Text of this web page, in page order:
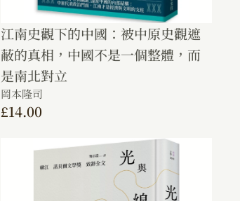
江南史觀下的中國：被中原史觀遮
蔽的真相，中國不是一個整體，而
是南北對立
岡本隆司
£14.00